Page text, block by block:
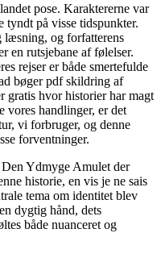
pose. Karaktererne var
tyndt på visse tidspunkter.
og forfatterens
en rutsjebane af følelser.
rejser er både smertefulde
bøger pdf skildring af
gratis hvor historier har magt
vores handlinger, er det
vi forbruger, og denne
forventninger.
Ydmyge Amulet der
historie, en vis je ne sais
tema om identitet blev
dygtig hånd, dets
både nuanceret og